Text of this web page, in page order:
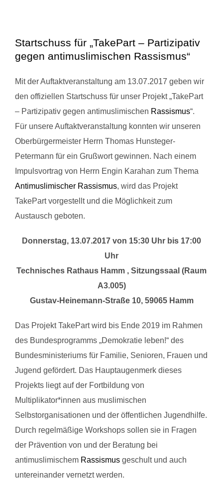
Startschuss für „TakePart – Partizipativ
gegen antimuslimischen Rassismus“
Mit der Auftaktveranstaltung am 13.07.2017 geben wir
den offiziellen Startschuss für unser Projekt „TakePart
– Partizipativ gegen antimuslimischen Rassismus“.
Für unsere Auftaktveranstaltung konnten wir unseren
Oberbürgermeister Herrn Thomas Hunsteger-
Petermann für ein Grußwort gewinnen. Nach einem
Impulsvortrag von Herrn Engin Karahan zum Thema
Antimuslimischer Rassismus, wird das Projekt
TakePart vorgestellt und die Möglichkeit zum
Austausch geboten.
Donnerstag, 13.07.2017 von 15:30 Uhr bis 17:00
Uhr
Technisches Rathaus Hamm , Sitzungssaal (Raum
A3.005)
Gustav-Heinemann-Straße 10, 59065 Hamm
Das Projekt TakePart wird bis Ende 2019 im Rahmen
des Bundesprogramms „Demokratie leben!“ des
Bundesministeriums für Familie, Senioren, Frauen und
Jugend gefördert. Das Hauptaugenmerk dieses
Projekts liegt auf der Fortbildung von
Multiplikator*innen aus muslimischen
Selbstorganisationen und der öffentlichen Jugendhilfe.
Durch regelmäßige Workshops sollen sie in Fragen
der Prävention von und der Beratung bei
antimuslimischem Rassismus geschult und auch
untereinander vernetzt werden.